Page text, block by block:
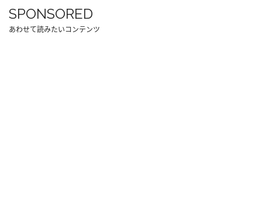
SPONSORED
あわせて読みたいコンテンツ